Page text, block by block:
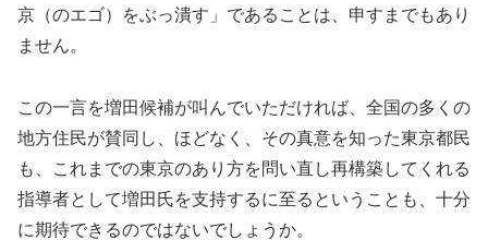
京（のエゴ）をぶっ潰す」であることは、申すまでもあり
ません。
この一言を増田候補が叫んでいただければ、全国の多くの
地方住民が賛同し、ほどなく、その真意を知った東京都民
も、これまでの東京のあり方を問い直し再構築してくれる
指導者として増田氏を支持するに至るということも、十分
に期待できるのではないでしょうか。